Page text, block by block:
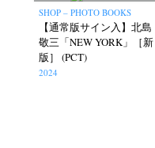
SHOP – PHOTO BOOKS
【通常版サイン入】北島
敬三「NEW YORK」［新
版］ (PCT)
2024